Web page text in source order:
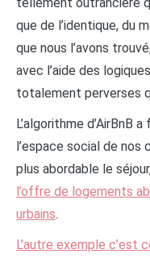
que de l’identique, du
que nous l’avons
avec l’aide des
totalement perverses
L’algorithme d’AirBnB
l’espace social de nos
plus abordable le
l’offre de logements
urbains.
L’autre exemple c’est